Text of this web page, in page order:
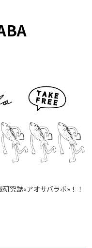
究誌«アオサバラボ»！！